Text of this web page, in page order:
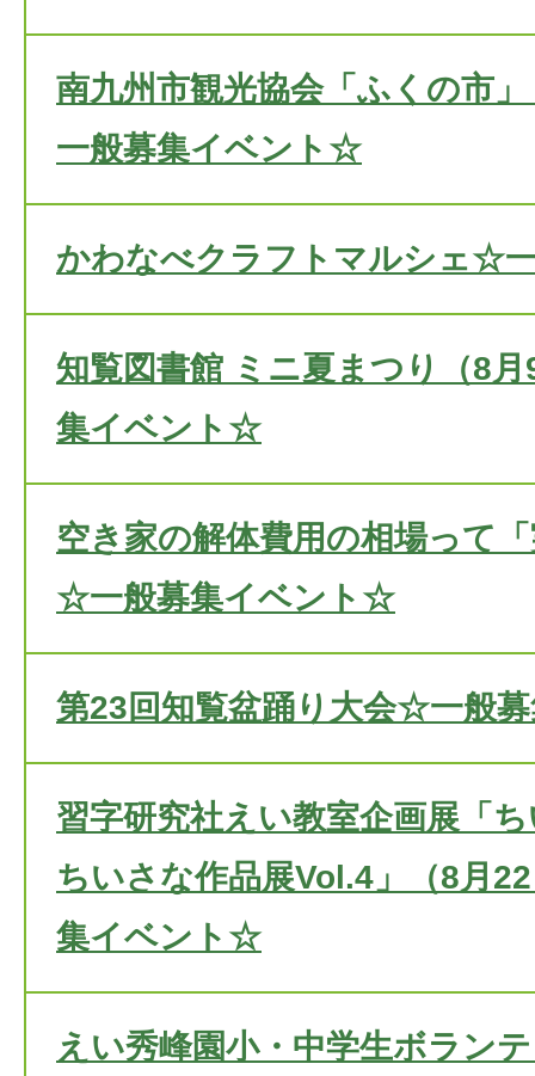
南九州市観光協会「ふくの市
一般募集イベント☆
かわなべクラフトマルシェ☆
知覧図書館 ミニ夏まつり（8
集イベント☆
空き家の解体費用の相場って
☆一般募集イベント☆
第23回知覧盆踊り大会☆一般
習字研究社えい教室企画展「
ちいさな作品展Vol.4」（8月
集イベント☆
えい秀峰園小・中学生ボラン